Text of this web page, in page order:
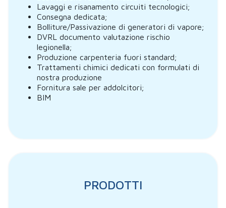
Lavaggi e risanamento circuiti tecnologici;
Consegna dedicata;
Bolliture/Passivazione di generatori di vapore;
DVRL documento valutazione rischio
legionella;
Produzione carpenteria fuori standard;
Trattamenti chimici dedicati con formulati di
nostra produzione
Fornitura sale per addolcitori;
BIM
PRODOTTI